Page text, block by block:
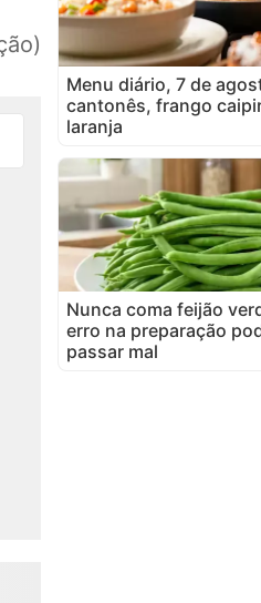
Menu diário, 7 de
cantonês, frango
laranja
Nunca coma feijão
erro na preparação
passar mal